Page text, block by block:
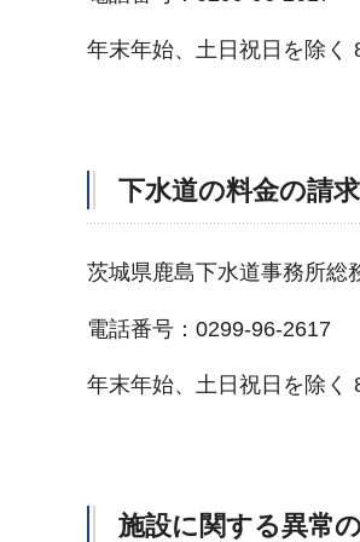
年末年始、土日祝日を除く
下水道の料金の請
茨城県鹿島下水道事務所総
電話番号：0299-96-2617
年末年始、土日祝日を除く
施設に関する異常